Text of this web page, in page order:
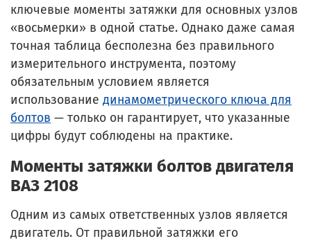
ключевые моменты затяжки для основных узлов
«восьмерки» в одной статье. Однако даже самая
точная таблица бесполезна без правильного
измерительного инструмента, поэтому
обязательным условием является
использование динамометрического ключа для
болтов — только он гарантирует, что указанные
цифры будут соблюдены на практике.
Моменты затяжки болтов двигателя
ВАЗ 2108
Одним из самых ответственных узлов является
двигатель. От правильной затяжки его